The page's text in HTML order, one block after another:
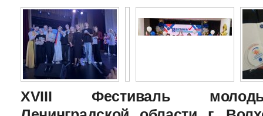
XVIII Фестиваль